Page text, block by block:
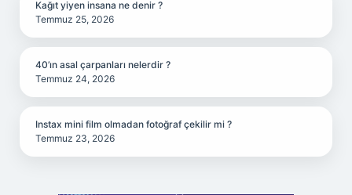
Kağıt yiyen insana ne denir ?
Temmuz 25, 2026
40’ın asal çarpanları nelerdir ?
Temmuz 24, 2026
Instax mini film olmadan fotoğraf çekilir mi ?
Temmuz 23, 2026